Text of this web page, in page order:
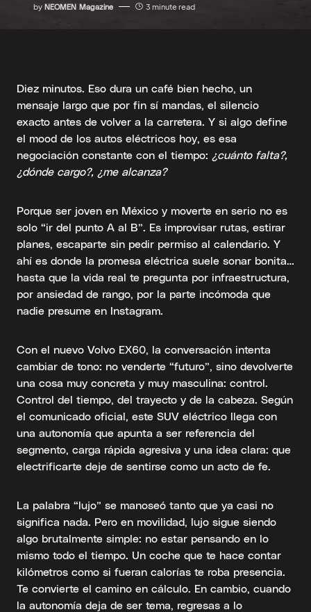
by NEOMEN Magazine 3 minute read
Diez minutos. Eso dura un café bien hecho, un
mensaje largo que por fin sí mandas, el silencio
exacto antes de volver a la carretera. Y si algo define
el mood de los autos eléctricos hoy, es esa
negociación constante con el tiempo: ¿cuánto falta?,
¿dónde cargo?, ¿me alcanza?
Porque ser joven en México y moverte en serio no es
solo “ir del punto A al B”. Es improvisar rutas, estirar
planes, escaparte sin pedir permiso al calendario. Y
ahí es donde la promesa eléctrica suele sonar bonita…
hasta que la vida real te pregunta por infraestructura,
por ansiedad de rango, por la parte incómoda que
nadie presume en Instagram.
Con el nuevo Volvo EX60, la conversación intenta
cambiar de tono: no venderte “futuro”, sino devolverte
una cosa muy concreta y muy masculina: control.
Control del tiempo, del trayecto y de la cabeza. Según
el comunicado oficial, este SUV eléctrico llega con
una autonomía que apunta a ser referencia del
segmento, carga rápida agresiva y una idea clara: que
electrificarte deje de sentirse como un acto de fe.
La palabra “lujo” se manoseó tanto que ya casi no
significa nada. Pero en movilidad, lujo sigue siendo
algo brutalmente simple: no estar pensando en lo
mismo todo el tiempo. Un coche que te hace contar
kilómetros como si fueran calorías te roba presencia.
Te convierte el camino en cálculo. En cambio, cuando
la autonomía deja de ser tema, regresas a lo